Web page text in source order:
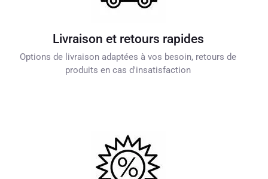
Livraison et retours rapides
Options de livraison adaptées à vos besoin, retours de
produits en cas d'insatisfaction